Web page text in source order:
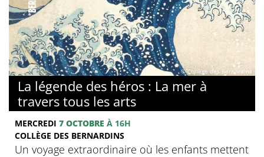
© Collège des Bernardins
La légende des héros : La mer à
travers tous les arts
MERCREDI 7 OCTOBRE À 16H
COLLÈGE DES BERNARDINS
Un voyage extraordinaire où les enfants mettent